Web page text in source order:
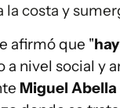
la costa y
afirmó que "
nivel social y
Miguel Abella